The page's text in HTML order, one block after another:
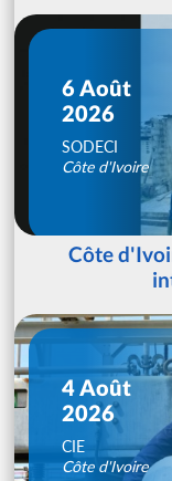
6 Août
2026
SODECI
Côte d'Ivoire
Côte
4 Août
2026
CIE
Côte d'Ivoire